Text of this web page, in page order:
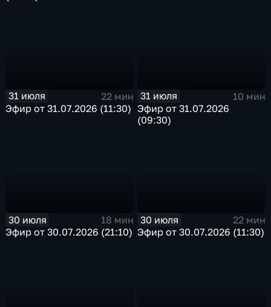
31 июля
22 мин
Эфир от 31.07.2026 (11:30)
31 июля
10 мин
Эфир от 31.07.2026
(09:30)
30 июля
18 мин
Эфир от 30.07.2026 (21:10)
30 июля
22 мин
Эфир от 30.07.2026 (11:30)